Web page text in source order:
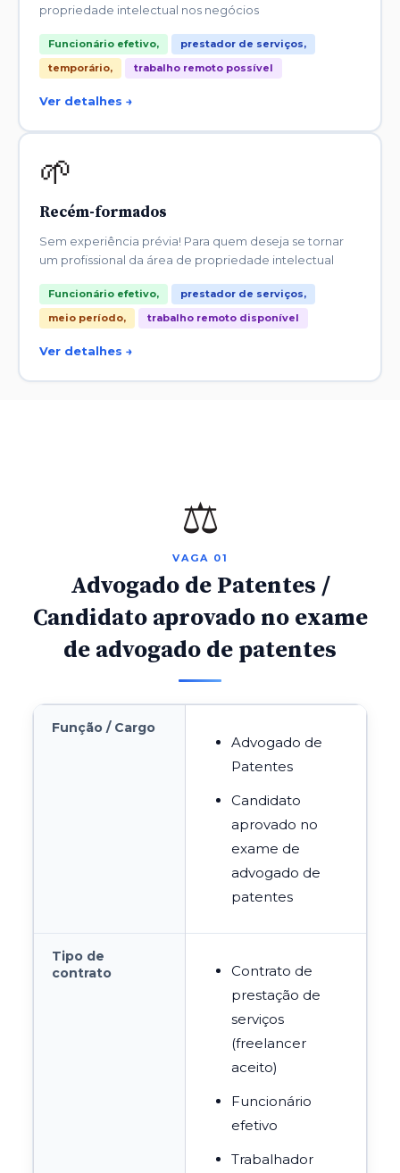
propriedade intelectual nos negócios
Funcionário efetivo,
prestador de serviços,
temporário,
trabalho remoto possível
Ver detalhes →
🌱
Recém-formados
Sem experiência prévia! Para quem deseja se tornar
um profissional da área de propriedade intelectual
Funcionário efetivo,
prestador de serviços,
meio período,
trabalho remoto disponível
Ver detalhes →
⚖️
VAGA 01
Advogado de Patentes /
Candidato aprovado no exame
de advogado de patentes
Função / Cargo
Advogado de
Patentes
Candidato
aprovado no
exame de
advogado de
patentes
Tipo de
contrato
Contrato de
prestação de
serviços
(freelancer
aceito)
Funcionário
efetivo
Trabalhador